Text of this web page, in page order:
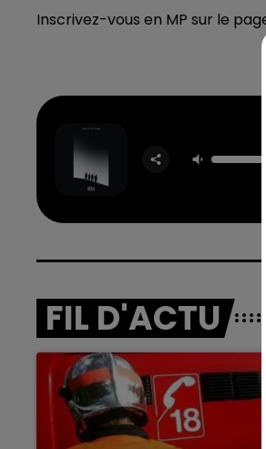
LA TEAM DU
Inscrivez-vous en MP sur le
FIL D'ACTU